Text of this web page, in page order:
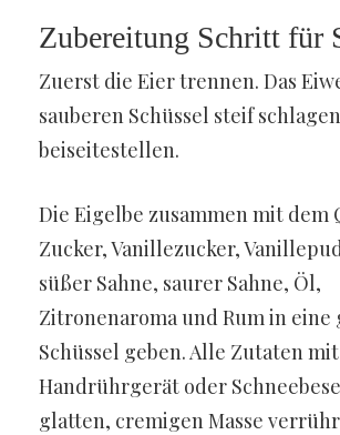
Zubereitung Schritt für
Zuerst die Eier trennen. Das
sauberen Schüssel steif
beiseitestellen.
Die Eigelbe zusammen mit dem
Zucker, Vanillezucker,
süßer Sahne, saurer Sahne, Öl,
Zitronenaroma und Rum in eine
Schüssel geben. Alle Zutaten
Handrührgerät oder
glatten, cremigen Masse